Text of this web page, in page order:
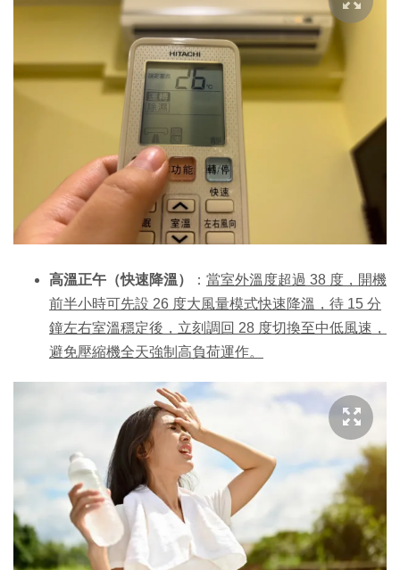
高溫正午（快速降溫） ： 當室外溫度超過 38 度，開機
前半小時可先設 26 度大風量模式快速降溫，待 15 分
鐘左右室溫穩定後，立刻調回 28 度切換至中低風速，
避免壓縮機全天強制高負荷運作。